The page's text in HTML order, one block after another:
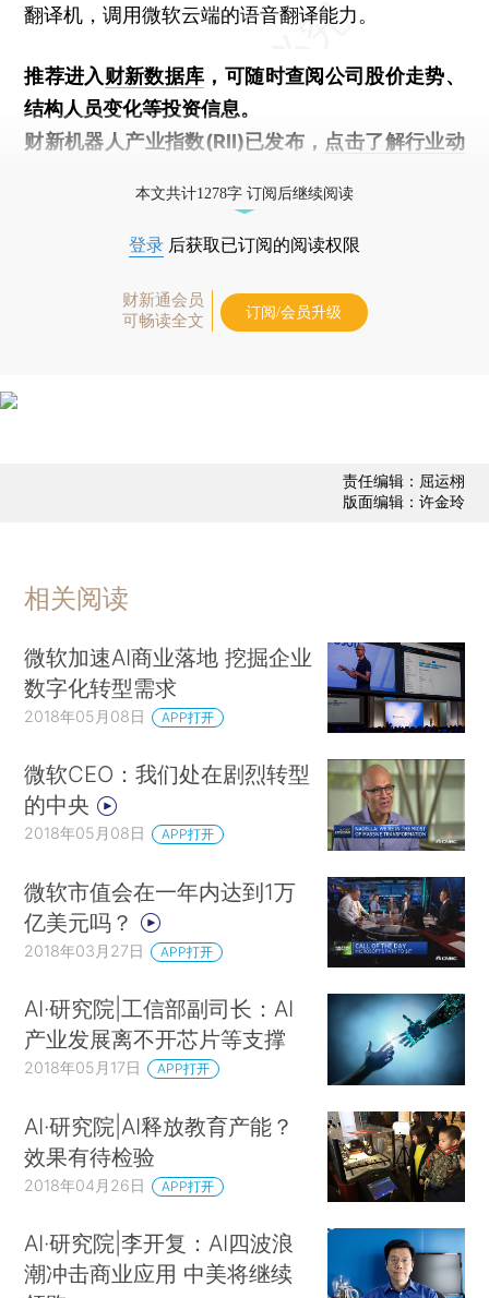
翻译机，调用微软云端的语音翻译能力。
推荐进入财新数据库 ，可随时查阅公司股价走势、
结构人员变化等投资信息。
财新机器人产业指数(RII)已发布， 点击了解行业动
本文共计1278字 订阅后继续阅读
登录 后获取已订阅的阅读权限
财新通会员
可畅读全文
订阅/会员升级
责任编辑：屈运栩
版面编辑：许金玲
相关阅读
微软加速AI商业落地 挖掘企业
数字化转型需求
2018年05月08日 APP打开
微软CEO：我们处在剧烈转型
的中央
2018年05月08日 APP打开
微软市值会在一年内达到1万
亿美元吗？
2018年03月27日 APP打开
AI·研究院|工信部副司长：AI
产业发展离不开芯片等支撑
2018年05月17日 APP打开
AI·研究院|AI释放教育产能？
效果有待检验
2018年04月26日 APP打开
AI·研究院|李开复：AI四波浪
潮冲击商业应用 中美将继续